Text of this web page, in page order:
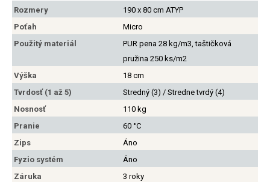
Rozmery
190 x 80 cm ATYP
Poťah
Micro
Použitý materiál
PUR pena 28 kg/m3, taštičková
pružina 250 ks/m2
Výška
18 cm
Tvrdosť (1 až 5)
Stredný (3) / Stredne tvrdý (4)
Nosnosť
110 kg
Pranie
60 °C
Zips
Áno
Fyzio systém
Áno
Záruka
3 roky